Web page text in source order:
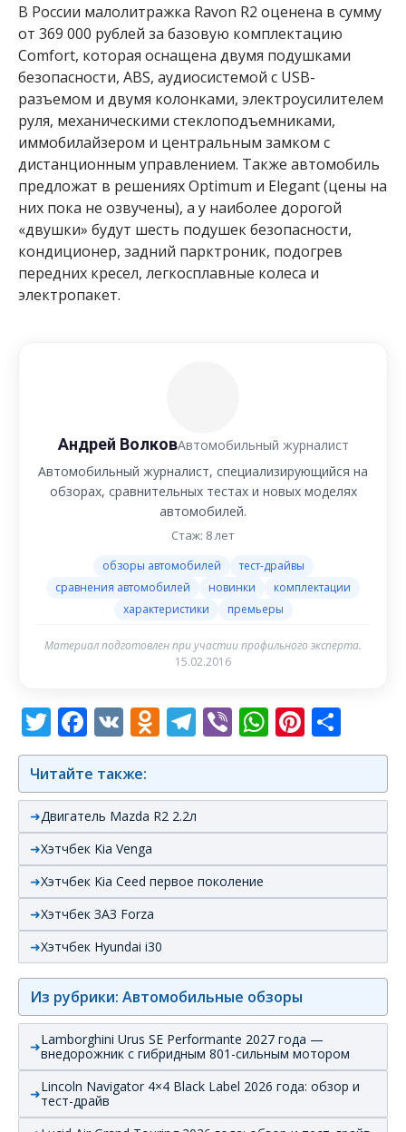
В России малолитражка Ravon R2 оценена в сумму
от 369 000 рублей за базовую комплектацию
Comfort, которая оснащена двумя подушками
безопасности, ABS, аудиосистемой с USB-
разъемом и двумя колонками, электроусилителем
руля, механическими стеклоподъемниками,
иммобилайзером и центральным замком с
дистанционным управлением. Также автомобиль
предложат в решениях Optimum и Elegant (цены на
них пока не озвучены), а у наиболее дорогой
«двушки» будут шесть подушек безопасности,
кондиционер, задний парктроник, подогрев
передних кресел, легкосплавные колеса и
электропакет.
Андрей ВолковАвтомобильный журналист
Автомобильный журналист, специализирующийся на
обзорах, сравнительных тестах и новых моделях
автомобилей.
Стаж: 8 лет
обзоры автомобилей
тест-драйвы
сравнения автомобилей
новинки
комплектации
характеристики
премьеры
Материал подготовлен при участии профильного эксперта.
15.02.2016
Twitter
Facebook
VK Odnoklassniki
Telegram
Viber
Читайте также:
Двигатель Mazda R2 2.2л
Хэтчбек Kia Venga
Хэтчбек Kia Ceed первое поколение
Хэтчбек ЗАЗ Forza
Хэтчбек Hyundai i30
Из рубрики: Автомобильные обзоры
Lamborghini Urus SE Performante 2027 года —
внедорожник с гибридным 801-сильным мотором
Lincoln Navigator 4×4 Black Label 2026 года: обзор и
тест-драйв